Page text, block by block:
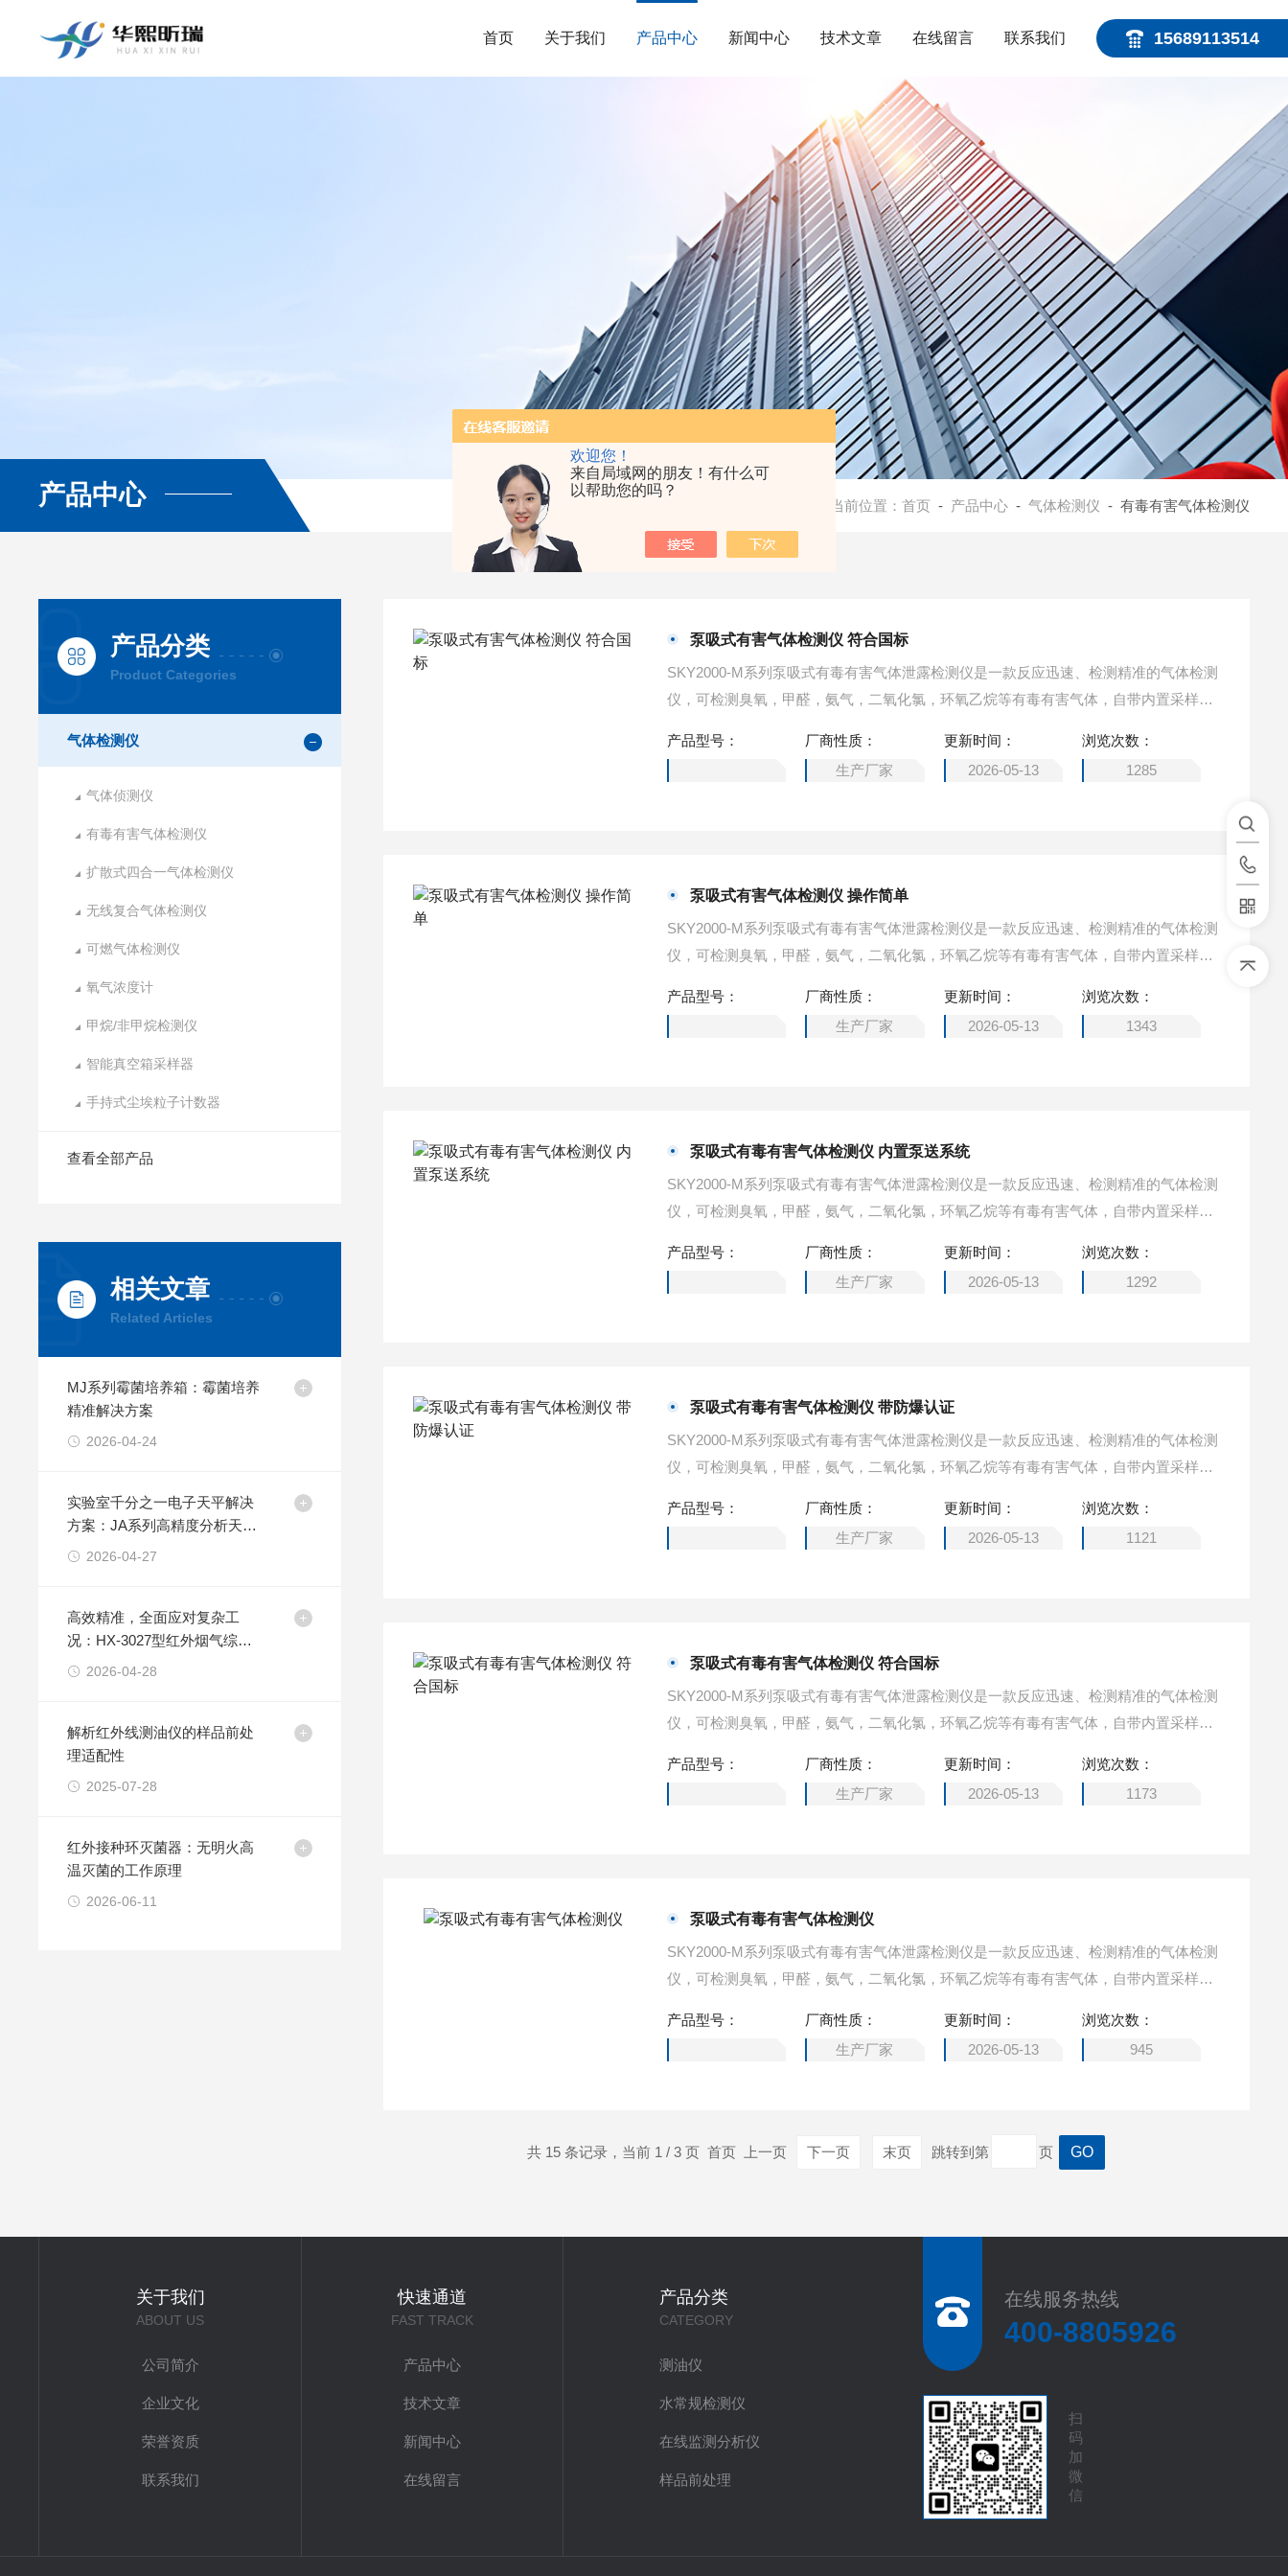
欢迎您！
来自局域网的朋友！有什么可
以帮助您的吗？
15689113514
首页 关于我们 产品中心 新闻中心 技术文章 在线留言 联系我们
产品中心 当前位置： 首页 - 产品中心- 气体检测仪 - 有毒有害气体检测仪
产品分类
Product Categories
气体检测仪
气体侦测仪
有毒有害气体检测仪
扩散式四合一气体检测仪
无线复合气体检测仪
可燃气体检测仪
氧气浓度计
甲烷/非甲烷检测仪
智能真空箱采样器
手持式尘埃粒子计数器
查看全部产品
相关文章
Related Articles
MJ系列霉菌培养箱：霉菌培养
精准解决方案
2026-04-24
实验室千分之一电子天平解决
方案：JA系列高精度分析天平
助力精准称量
2026-04-27
高效精准，全面应对复杂工
况：HX-3027型红外烟气综合
分析仪解决方案
2026-04-28
解析红外线测油仪的样品前处
理适配性
2025-07-28
红外接种环灭菌器：无明火高
温灭菌的工作原理
2026-06-11
泵吸式有害气体检测仪 符合国标
SKY2000-M系列泵吸式有毒有害气体泄露检测仪是一款反应迅速、检测精准的气体检测
仪，可检测臭氧，甲醛，氨气，二氧化氯，环氧乙烷等有毒有害气体，自带内置采样
用高强度特殊工程塑料，可以满足于各种环境和场合的作业。致力于为用户提供一个可
靠、准确、安全的气体检测方案。泵吸式有害气体检测仪 符合国标
产品型号：
厂商性质：
生产厂家
更新时间：
2026-05-13
浏览次数：
1285
泵吸式有害气体检测仪 操作简单
SKY2000-M系列泵吸式有毒有害气体泄露检测仪是一款反应迅速、检测精准的气体检测
仪，可检测臭氧，甲醛，氨气，二氧化氯，环氧乙烷等有毒有害气体，自带内置采样
用高强度特殊工程塑料，可以满足于各种环境和场合的作业。致力于为用户提供一个可
靠、准确、安全的气体检测方案。泵吸式有害气体检测仪 操作简单
产品型号：
厂商性质：
生产厂家
更新时间：
2026-05-13
浏览次数：
1343
泵吸式有毒有害气体检测仪 内置泵送系统
SKY2000-M系列泵吸式有毒有害气体泄露检测仪是一款反应迅速、检测精准的气体检测
仪，可检测臭氧，甲醛，氨气，二氧化氯，环氧乙烷等有毒有害气体，自带内置采样
用高强度特殊工程塑料，可以满足于各种环境和场合的作业。致力于为用户提供一个可
靠、准确、安全的气体检测方案。泵吸式有毒有害气体检测仪 内置泵送系统
产品型号：
厂商性质：
生产厂家
更新时间：
2026-05-13
浏览次数：
1292
泵吸式有毒有害气体检测仪 带防爆认证
SKY2000-M系列泵吸式有毒有害气体泄露检测仪是一款反应迅速、检测精准的气体检测
仪，可检测臭氧，甲醛，氨气，二氧化氯，环氧乙烷等有毒有害气体，自带内置采样
用高强度特殊工程塑料，可以满足于各种环境和场合的作业。致力于为用户提供一个可
靠、准确、安全的气体检测方案。泵吸式有毒有害气体检测仪 带防爆认证
产品型号：
厂商性质：
生产厂家
更新时间：
2026-05-13
浏览次数：
1121
泵吸式有毒有害气体检测仪 符合国标
SKY2000-M系列泵吸式有毒有害气体泄露检测仪是一款反应迅速、检测精准的气体检测
仪，可检测臭氧，甲醛，氨气，二氧化氯，环氧乙烷等有毒有害气体，自带内置采样
用高强度特殊工程塑料，可以满足于各种环境和场合的作业。致力于为用户提供一个可
靠、准确、安全的气体检测方案。泵吸式有毒有害气体检测仪 符合国标
产品型号：
厂商性质：
生产厂家
更新时间：
2026-05-13
浏览次数：
1173
泵吸式有毒有害气体检测仪
SKY2000-M系列泵吸式有毒有害气体泄露检测仪是一款反应迅速、检测精准的气体检测
仪，可检测臭氧，甲醛，氨气，二氧化氯，环氧乙烷等有毒有害气体，自带内置采样
用高强度特殊工程塑料，可以满足于各种环境和场合的作业。致力于为用户提供一个可
靠、准确、安全的气体检测方案。泵吸式有毒有害气体检测仪
产品型号：
厂商性质：
生产厂家
更新时间：
2026-05-13
浏览次数：
945
共 15 条记录，当前 1 / 3 页 首页 上一页 下一页 末页 跳转到第 页
关于我们
ABOUT US
公司简介
企业文化
荣誉资质
联系我们
快速通道
FAST TRACK
产品中心
技术文章
新闻中心
在线留言
产品分类
CATEGORY
测油仪
水常规检测仪
在线监测分析仪
样品前处理
在线服务热线
400-8805926
扫
码
加
微
信